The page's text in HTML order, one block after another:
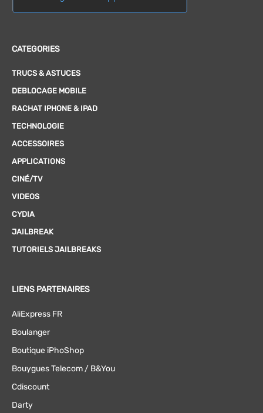
CATEGORIES
TRUCS & ASTUCES
DEBLOCAGE MOBILE
RACHAT IPHONE & IPAD
TECHNOLOGIE
ACCESSOIRES
APPLICATIONS
CINÉ/TV
VIDEOS
CYDIA
JAILBREAK
TUTORIELS JAILBREAKS
LIENS PARTENAIRES
AliExpress FR
Boulanger
Boutique iPhoShop
Bouygues Telecom / B&You
Cdiscount
Darty